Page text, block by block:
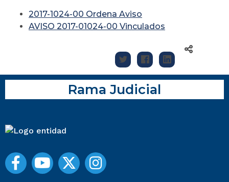
2017-1024-00 Ordena Aviso
AVISO 2017-01024-00 Vinculados
Rama Judicial